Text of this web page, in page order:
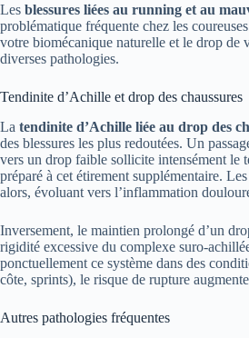
Les blessures liées au running et au
problématique fréquente chez les
votre biomécanique naturelle et le drop de
diverses pathologies.
Tendinite d’Achille et drop des chaussures
La tendinite d’Achille liée au drop des
des blessures les plus redoutées. Un
vers un drop faible sollicite intensément le
préparé à cet étirement supplémentaire.
alors, évoluant vers l’inflammation
Inversement, le maintien prolongé d’un
rigidité excessive du complexe suro-
ponctuellement ce système dans des
côte, sprints), le risque de rupture
Autres pathologies fréquentes